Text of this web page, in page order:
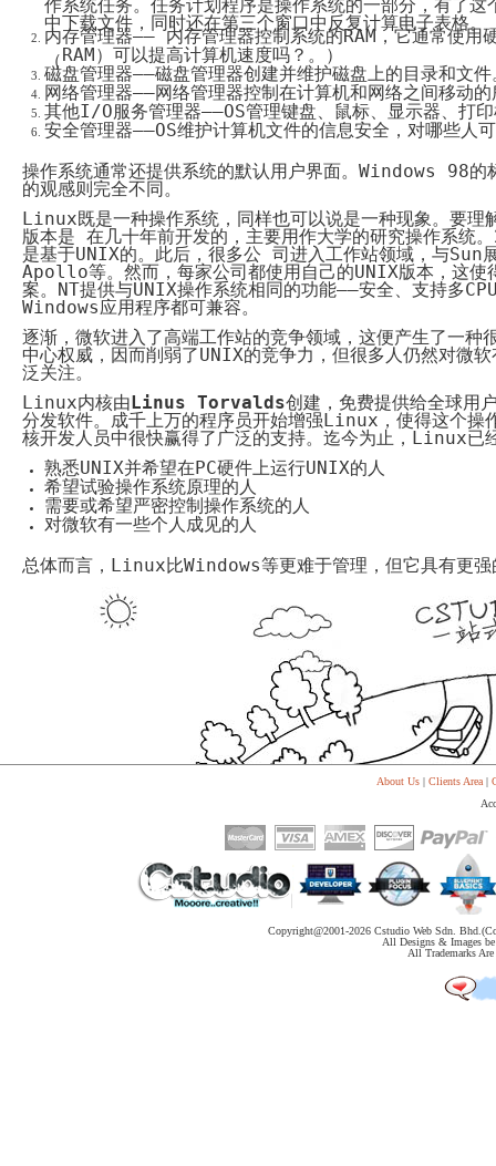
单
系
统
Decoration
模
板
美
化
计
Penny
Auction
卖
网
站
Procurement
代
系
统
Static
Webpage
网
设
计
中下载文件，同时还在第三个窗口中反复计算电子表格。
内存管理器—— 内存管理器控制系统的RAM ，它通常使用
（ RAM）可以提高计算机速度吗？。）
磁盘管理器——磁盘管理器创建并维护磁盘上的目录和文
网络管理器——网络管理器控制在计算机和网络之间移动
其他I/O服务管理器——OS管理键盘、鼠标、显示器、打
安全管理器——OS维护计算机文件的信息安全，对哪些人
操作系统通常还提供系统的默认用户界面。Windows 98的
的观感则完全不同。
Linux既是一种操作系统，同样也可以说是一种现象。要理
版本是 在几十年前开发的，主要用作大学的研究操作系统。
是基于UNIX的。此后，很多公 司进入工作站领域，与Sun
Apollo等。然而，每家公司都使用自己的UNIX版本，这使
案。 NT提供与UNIX操作系统相同的功能——安全、支持多
Windows应用程序都可兼容。
逐渐，微软进入了高端工作站的竞争领域，这便产生了一
中心权威，因而削弱了UNIX的竞争力，但很多人仍然对微
泛关注。
Linux内核由Linus Torvalds创建，免费提供给全球用
分发软件。成千上万的程序员开始增强Linux ，使得这个
核开发人员中很快赢得了广泛的支持。迄今为止， Linux已
熟悉UNIX并希望在PC硬件上运行UNIX的人
希望试验操作系统原理的人
需要或希望严密控制操作系统的人
对微软有一些个人成见的人
总体而言，Linux比Windows等更难于管理，但它具有更
About Us| Clients Area|
Copyright@2001-2026 Cstudio Web Sdn.
All Designs & Images
All Trademarks